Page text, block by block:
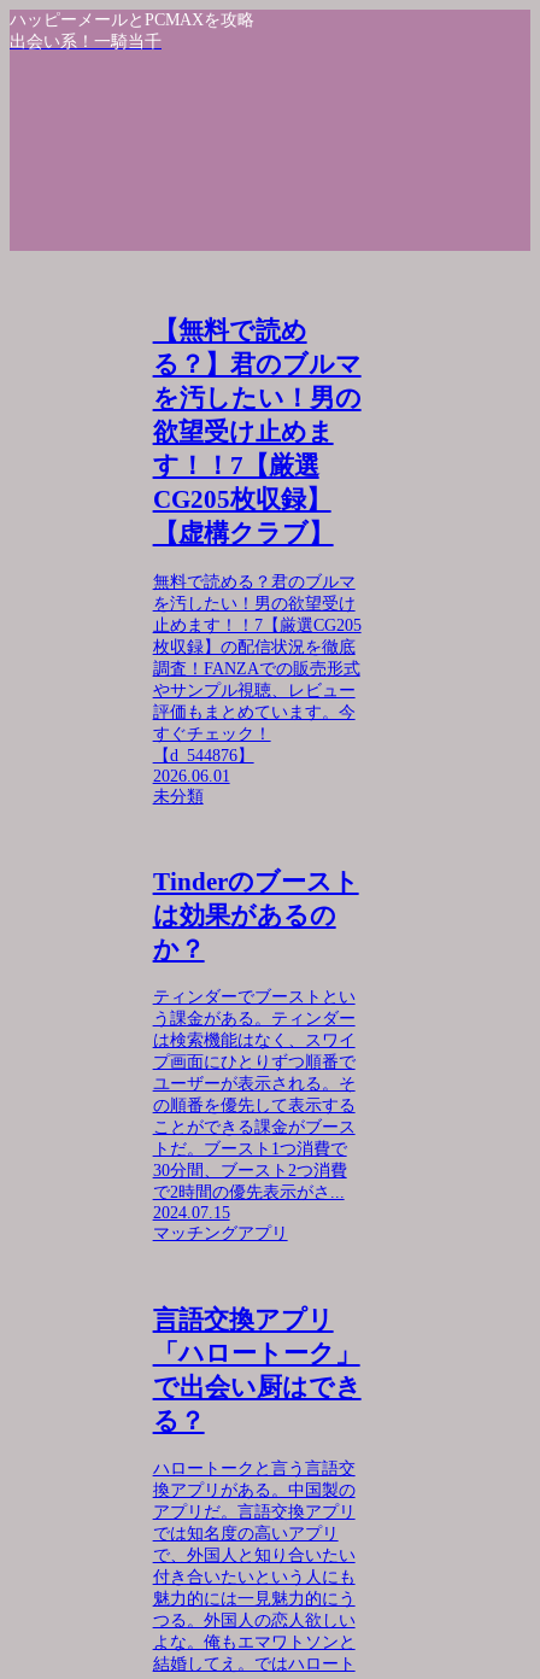
ハッピーメールとPCMAXを攻略
出会い系！一騎当千
【無料で読め
る？】君のブルマ
を汚したい！男の
欲望受け止めま
す！！7【厳選
CG205枚収録】
【虚構クラブ】
無料で読める？君のブルマ
を汚したい！男の欲望受け
止めます！！7【厳選CG205
枚収録】の配信状況を徹底
調査！FANZAでの販売形式
やサンプル視聴、レビュー
評価もまとめています。今
すぐチェック！
【d_544876】
2026.06.01
未分類
Tinderのブースト
は効果があるの
か？
ティンダーでブーストとい
う課金がある。ティンダー
は検索機能はなく、スワイ
プ画面にひとりずつ順番で
ユーザーが表示される。そ
の順番を優先して表示する
ことができる課金がブース
トだ。ブースト1つ消費で
30分間、ブースト2つ消費
で2時間の優先表示がさ...
2024.07.15
マッチングアプリ
言語交換アプリ
「ハロートーク」
で出会い厨はでき
る？
ハロートークと言う言語交
換アプリがある。中国製の
アプリだ。言語交換アプリ
では知名度の高いアプリ
で、外国人と知り合いたい
付き合いたいという人にも
魅力的には一見魅力的にう
つる。外国人の恋人欲しい
よな。俺もエマワトソンと
結婚してえ。ではハロート